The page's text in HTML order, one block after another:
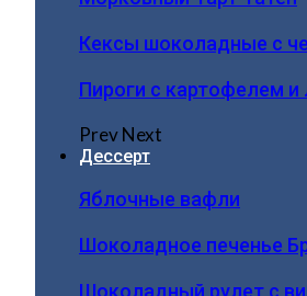
Кексы шоколадные с
Пироги c картофелем и
PrevNext
Дессерт
Яблочные вафли
Шоколадное печенье
Шоколадный рулет с